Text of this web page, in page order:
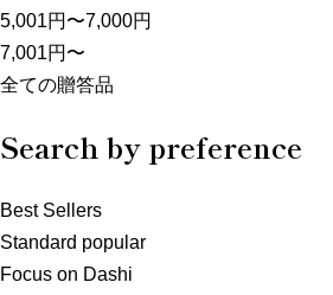
5,001円〜7,000円
7,001円〜
全ての贈答品
Search by preference
Best Sellers
Standard popular
Focus on Dashi